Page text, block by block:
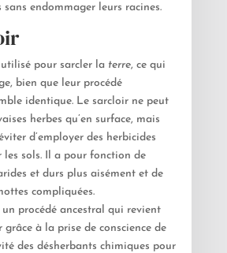
endommager leurs racines.
pour sarcler la terre, ce qui
bien que leur procédé
identique. Le sarcloir ne peut
herbes qu’en surface, mais
d’employer des herbicides
les sols. Il a pour fonction de
et durs plus aisément et de
compliquées.
un procédé ancestral qui revient
à la prise de conscience de
des désherbants chimiques pour